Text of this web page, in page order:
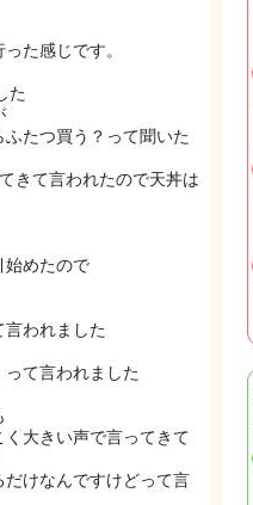
た感じです。
た
たつ買う？って聞いた
きて言われたので天丼は
始めたので
言われました
って言われました
く大きい声で言ってきて
けなんですけどって言